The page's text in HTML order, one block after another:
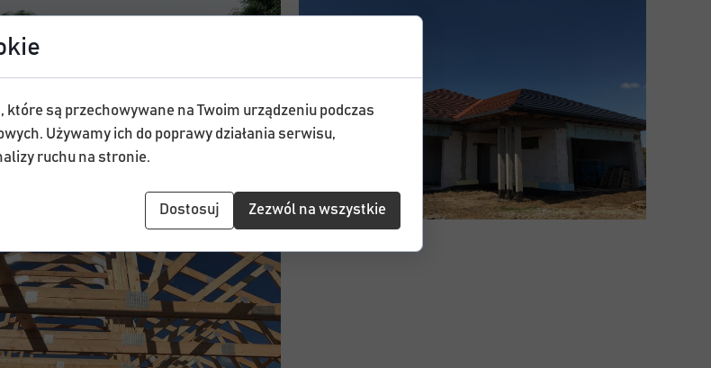
które są przechowywane na Twoim urządzeniu podczas
Używamy ich do poprawy działania serwisu,
ruchu na stronie.
Dostosuj Zezwól na wszystkie